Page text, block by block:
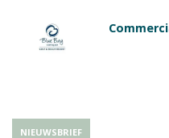
NIEUWSBRIEF